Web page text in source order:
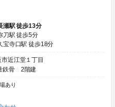
瀬駅 徒歩13分
刀駅 徒歩5分
宝寺口駅 徒歩18分
近江堂１丁目
鉄骨 2階建
あり